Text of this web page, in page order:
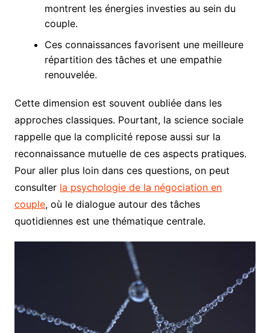
montrent les énergies investies au sein du
couple.
Ces connaissances favorisent une meilleure
répartition des tâches et une empathie
renouvelée.
Cette dimension est souvent oubliée dans les
approches classiques. Pourtant, la science sociale
rappelle que la complicité repose aussi sur la
reconnaissance mutuelle de ces aspects pratiques.
Pour aller plus loin dans ces questions, on peut
consulter la psychologie de la négociation en
couple, où le dialogue autour des tâches
quotidiennes est une thématique centrale.